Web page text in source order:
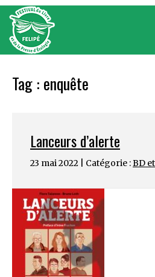
Skip
content
Tag : enquête
Lanceurs d’alerte
23 mai 2022 | Catégorie :BD